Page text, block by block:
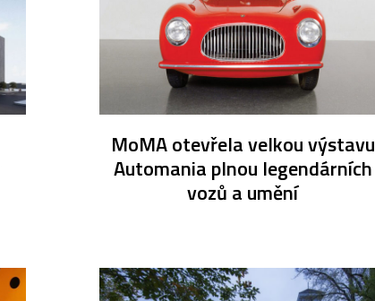
MoMA otevřela velkou výstavu
Automania plnou legendárních
vozů a umění